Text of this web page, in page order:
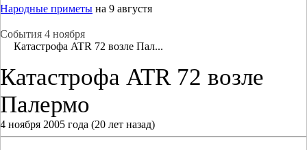
Народные приметы на 9 августя
События 4 ноября
Катастрофа ATR 72 возле Пал...
Катастрофа ATR 72 возле
Палермо
4 ноября 2005 года (20 лет назад)